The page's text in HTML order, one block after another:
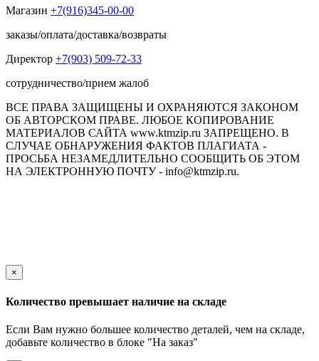
Магазин +7(916)345-00-00
заказы/оплата/доставка/возвраты
Директор +7(903) 509-72-33
сотрудничество/прием жалоб
ВСЕ ПРАВА ЗАЩИЩЕНЫ И ОХРАНЯЮТСЯ ЗАКОНОМ
ОБ АВТОРСКОМ ПРАВЕ. ЛЮБОЕ КОПИРОВАНИЕ
МАТЕРИАЛОВ САЙТА www.ktmzip.ru ЗАПРЕЩЕНО. В
СЛУЧАЕ ОБНАРУЖЕНИЯ ФАКТОВ ПЛАГИАТА -
ПРОСЬБА НЕЗАМЕДЛИТЕЛЬНО СООБЩИТЬ ОБ ЭТОМ
НА ЭЛЕКТРОННУЮ ПОЧТУ - info@ktmzip.ru.
×
Количество превышает наличие на складе
Если Вам нужно большее количество деталей, чем на складе,
добавьте количество в блоке "На заказ"